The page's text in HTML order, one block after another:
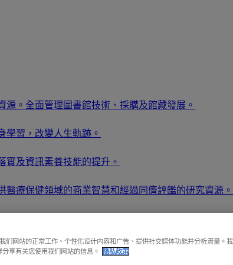
。全面管理圖書館技術、採購及館藏發展。
學習，改變人生軌跡。
實及資訊素養技能的提升。
療保健領域的商業智慧和經過同儕評鑑的研究資源。
成功。
率。
们网站的正常工作、个性化设计内容和广告、提供社交媒体功能并分析流量。
享有关您使用我们网站的信息。
隐私政策